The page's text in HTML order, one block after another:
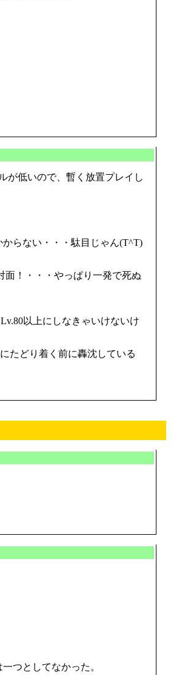
が低いので、暫く放置プレイし
らない・・・駄目じゃん(T^T)
面！・・・やっぱり一発で死ぬ
以上にしなきゃいけないけ
たどり着く前に轟沈している
つとしてなかった。